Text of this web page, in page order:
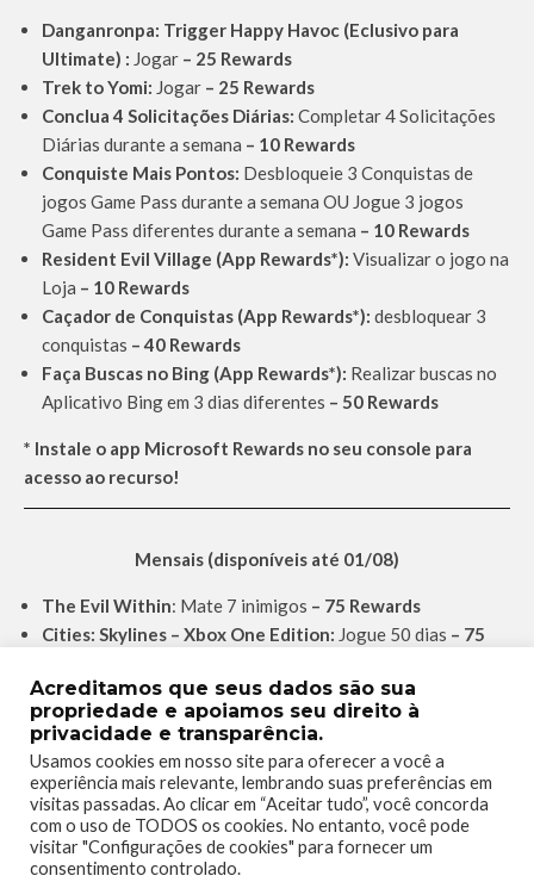
Danganronpa: Trigger Happy Havoc (Eclusivo para
Ultimate) : Jogar – 25 Rewards
Trek to Yomi: Jogar – 25 Rewards
Conclua 4 Solicitações Diárias: Completar 4 Solicitações
Diárias durante a semana – 10 Rewards
Conquiste Mais Pontos: Desbloqueie 3 Conquistas de
jogos Game Pass durante a semana OU Jogue 3 jogos
Game Pass diferentes durante a semana – 10 Rewards
Resident Evil Village (App Rewards*): Visualizar o jogo na
Loja – 10 Rewards
Caçador de Conquistas (App Rewards*): desbloquear 3
conquistas – 40 Rewards
Faça Buscas no Bing (App Rewards*): Realizar buscas no
Aplicativo Bing em 3 dias diferentes – 50 Rewards
* Instale o app Microsoft Rewards no seu console para
acesso ao recurso!
Mensais (disponíveis até 01/08)
The Evil Within: Mate 7 inimigos – 75 Rewards
Cities: Skylines – Xbox One Edition: Jogue 50 dias – 75
Farming Simulator 22:Congisa 1 Driving Distance
Rewards
Ganhe 2.000.000 de Scream Points
Rewards
Game Pass Explorer:Jogue 4 títulos diferentes da
biblioteca Game Pass (Console ou PC) –10 Rewards
Solicitação para Iniciante:
Complete 6 Solicitações
Acreditamos que seus dados são sua
propriedade e apoiamos seu direito à
privacidade e transparência.
Usamos cookies em nosso site para oferecer a você a
experiência mais relevante, lembrando suas preferências em
visitas passadas. Ao clicar em “Aceitar tudo”, você concorda
com o uso de TODOS os cookies. No entanto, você pode
visitar "Configurações de cookies" para fornecer um
consentimento controlado.